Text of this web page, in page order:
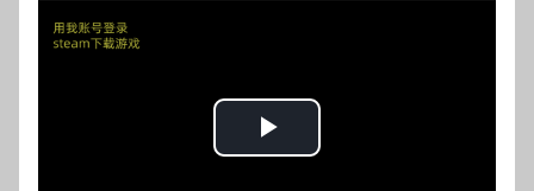
Play